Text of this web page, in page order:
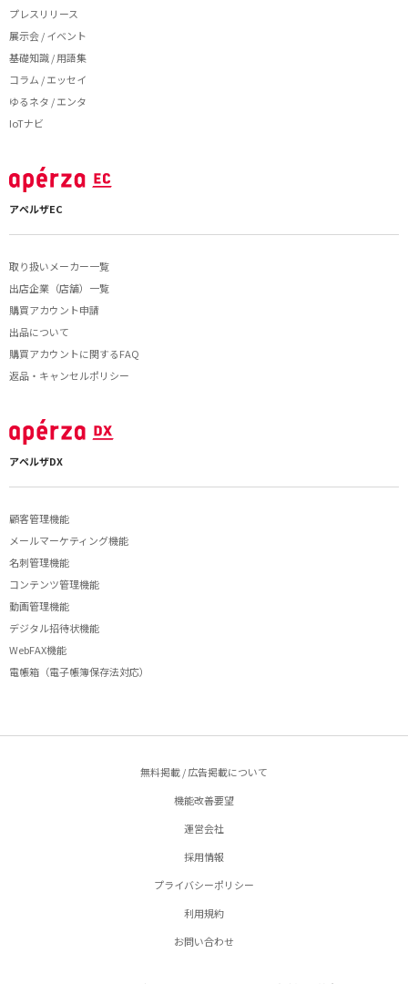
プレスリリース
展示会 / イベント
基礎知識 / 用語集
コラム / エッセイ
ゆるネタ / エンタ
IoTナビ
アペルザEC
取り扱いメーカー一覧
出店企業（店舗）一覧
購買アカウント申請
出品について
購買アカウントに関するFAQ
返品・キャンセルポリシー
アペルザDX
顧客管理機能
メールマーケティング機能
名刺管理機能
コンテンツ管理機能
動画管理機能
デジタル招待状機能
WebFAX機能
電帳箱（電子帳簿保存法対応）
無料掲載 / 広告掲載について
機能改善要望
運営会社
採用情報
プライバシーポリシー
利用規約
お問い合わせ